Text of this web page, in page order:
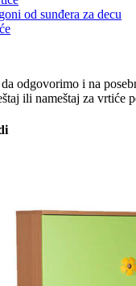
od sunđera za decu
odgovorimo i na
ili nameštaj za vrtiće